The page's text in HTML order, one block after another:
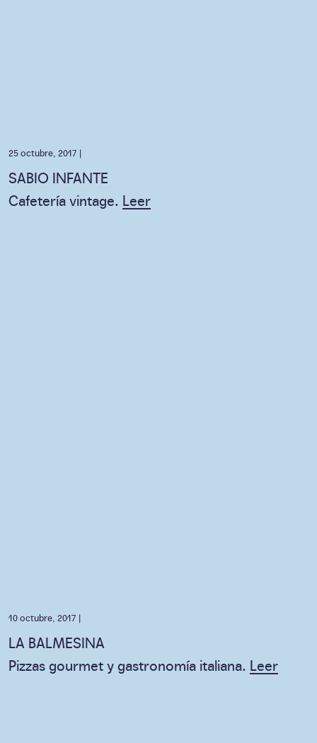
25 octubre, 2017 |
SABIO INFANTE
Cafetería vintage. Leer
10 octubre, 2017 |
LA BALMESINA
Pizzas gourmet y gastronomía italiana. Leer